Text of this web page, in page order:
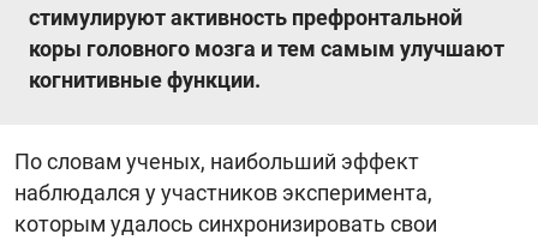
стимулируют активность префронтальной
коры головного мозга и тем самым улучшают
когнитивные функции.
По словам ученых, наибольший эффект
наблюдался у участников эксперимента,
которым удалось синхронизировать свои